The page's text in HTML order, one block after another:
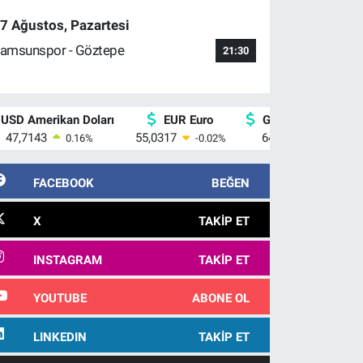
Ağustos, Pazartesi
- Göztepe
21:30
USD Amerikan Doları
47,7143
0.16%
EUR Euro
55,0317
-0.02%
GBP İngiliz
64,2463
FACEBOOK BEĞEN
X TAKIP ET
INSTAGRAM TAKIP ET
YOUTUBE ABONE OL
LINKEDIN TAKIP ET